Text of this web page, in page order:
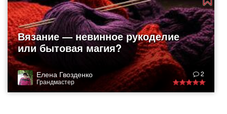
Вязание — невинное рукоделие
или бытовая магия?
Елена Гвозденко
Грандмастер
2